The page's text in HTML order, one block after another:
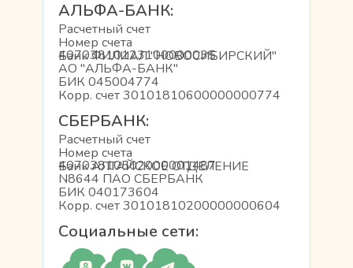
Подробнее
некоммерческой организацией
денежных средств и использования
иного имущества за 2023 г.
24.09.2024
Подробнее
Подробнее
Корр. счет 30101810200000000604
БИК 040173604
Банк АЛТАЙСКОЕ ОТДЕЛЕНИЕ
N8644 ПАО СБЕРБАНК
Номер счета
40703810502000001487
Расчетный счет
Социальные сети:
СБЕРБАНК:
Корр. счет 30101810600000000774
БИК 045004774
Банк ФИЛИАЛ "НОВОСИБИРСКИЙ"
АО "АЛЬФА-БАНК"
Номер счета
40703810123100000035
Расчетный счет
АЛЬФА-БАНК: